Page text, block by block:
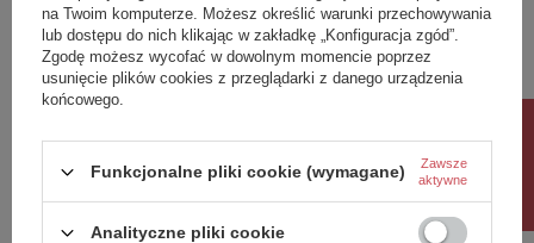
na Twoim komputerze. Możesz określić warunki przechowywania
lub dostępu do nich klikając w zakładkę „Konfiguracja zgód”.
Zgodę możesz wycofać w dowolnym momencie poprzez
usunięcie plików cookies z przeglądarki z danego urządzenia
końcowego.
Funkcjonalne pliki cookie (wymagane)
Zawsze
aktywne
Analityczne pliki cookie